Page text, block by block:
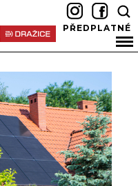
PŘEDPLATNÉ